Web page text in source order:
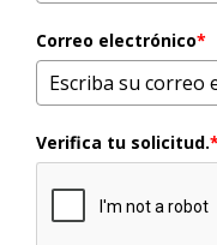
Correo electrónico*
Verifica tu solicitud.*